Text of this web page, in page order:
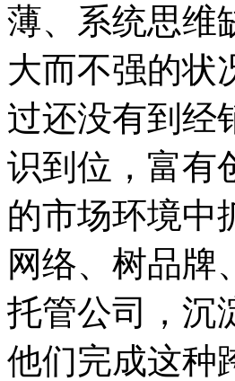
薄、系统思维
大而不强的状
过还没有到经
识到位，富有
的市场环境中
网络、树品牌
托管公司，沉
他们完成这种